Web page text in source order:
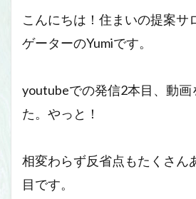
こんにちは！住まいの提案サ
ゲーターのYumiです。
youtubeでの発信2本目、動画
た。やっと！
相変わらず反省点もたくさん
目です。